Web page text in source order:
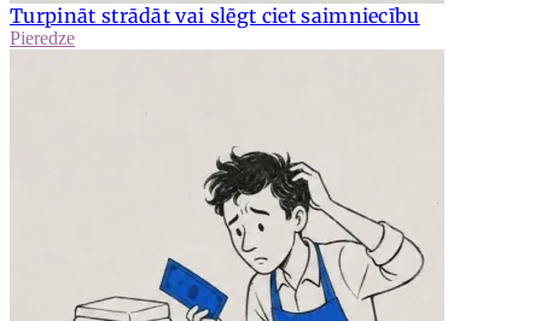
Turpināt strādāt vai slēgt ciet saimniecību
Pieredze